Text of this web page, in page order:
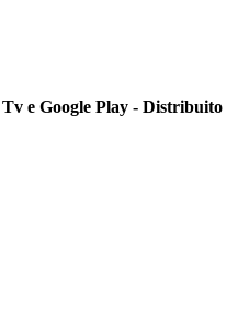
e Google Play - Distribuito